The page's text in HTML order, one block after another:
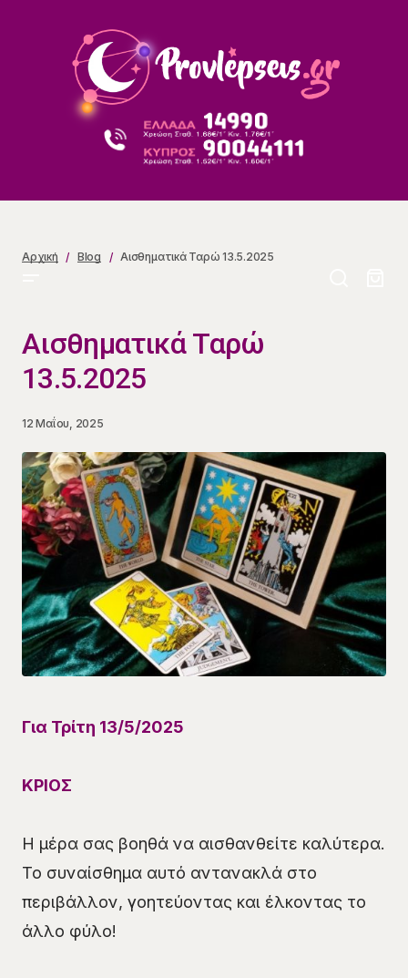
Αρχική Blog Αισθηματικά Ταρώ 13.5.2025
Αισθηματικά Ταρώ
13.5.2025
12 Μαΐου, 2025
Για Τρίτη 13/5/2025
ΚΡΙΟΣ
Η μέρα σας βοηθά να αισθανθείτε καλύτερα.
Το συναίσθημα αυτό αντανακλά στο
περιβάλλον, γοητεύοντας και έλκοντας το
άλλο φύλο!